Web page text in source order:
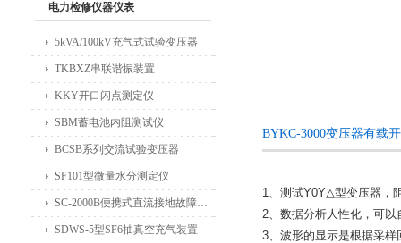
BYKC-3000变压器有载
1、测试Y0Y△型变压器，
2、数据分析人性化，可
3、波形的显示是根据采
电力检修仪器仪表
5kVA/100kV充气式试验变压器
TKBXZ串联谐振装置
KKY开口闪点测定仪
SBM蓄电池内阻测试仪
BCSB系列交流试验变压器
SF101型微量水分测定仪
SC-2000B便携式直流接地故障检测仪
SDWS-5型SF6抽真空充气装置